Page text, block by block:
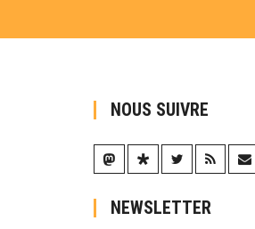
NOUS SUIVRE
NEWSLETTER